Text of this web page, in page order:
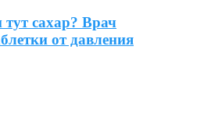
сахар? Врач
от давления